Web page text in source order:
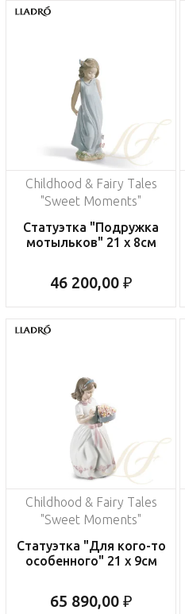
Childhood & Fairy Tales
"Sweet Moments"
Статуэтка "Подружка
мотыльков" 21 x 8см
46 200,00 ₽
Childhood & Fairy Tales
"Sweet Moments"
Статуэтка "Для кого-то
особенного" 21 x 9см
65 890,00 ₽